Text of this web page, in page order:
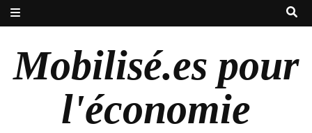
Mobilisé.es pour
l'économie